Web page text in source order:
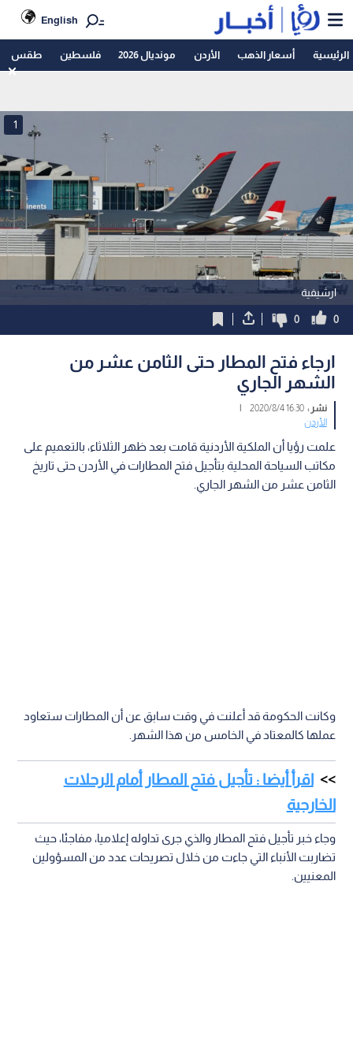
English
الرئيسية أسعار الذهب الأردن مونديال 2026 فلسطين طقس
ارشيفية
1
0
0
ارجاء فتح المطار حتى الثامن عشر من
الشهر الجاري
نشر :16:30 2020/8/4
|
الأردن
علمت رؤيا أن الملكية الأردنية قامت بعد ظهر الثلاثاء، بالتعميم على
مكاتب السياحة المحلية بتأجيل فتح المطارات في الأردن حتى تاريخ
الثامن عشر من الشهر الجاري.
وكانت الحكومة قد أعلنت في وقت سابق عن أن المطارات ستعاود
عملها كالمعتاد في الخامس من هذا الشهر.
اقرأ أيضا : تأجيل فتح المطار أمام الرحلات
الخارجية
وجاء خبر تأجيل فتح المطار والذي جرى تداوله إعلاميا، مفاجئا، حيث
تضاربت الأنباء التي جاءت من خلال تصريحات عدد من المسؤولين
المعنيين.